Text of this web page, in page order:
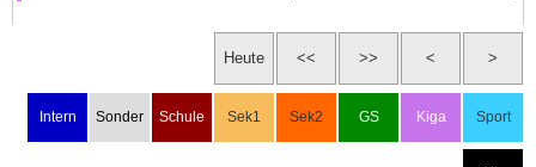
18:00 Uhr: Welcome Party der Patengruppe